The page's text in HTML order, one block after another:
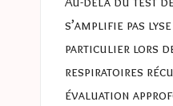
s’amplifie pas
particulier lors
respiratoires
évaluation